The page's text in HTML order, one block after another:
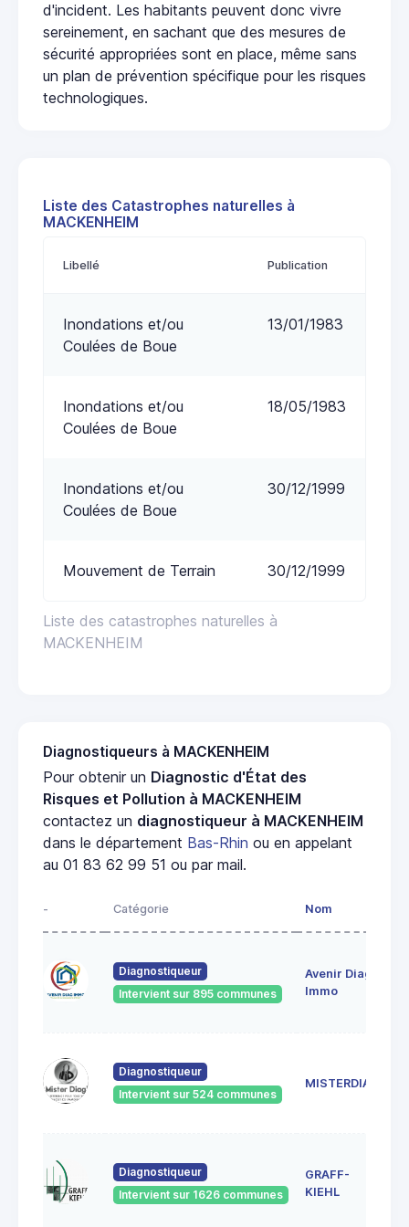
d'incident. Les habitants peuvent donc vivre
sereinement, en sachant que des mesures de
sécurité appropriées sont en place, même sans
un plan de prévention spécifique pour les risques
technologiques.
Liste des Catastrophes naturelles à
MACKENHEIM
Liste des catastrophes naturelles à
MACKENHEIM
Libellé Publication
Inondations et/ou
Coulées de Boue
13/01/1983
Inondations et/ou
Coulées de Boue
18/05/1983
Inondations et/ou
Coulées de Boue
30/12/1999
Mouvement de Terrain 30/12/1999
Diagnostiqueurs à MACKENHEIM
Pour obtenir un Diagnostic d'État des
Risques et Pollution à MACKENHEIM
contactez un diagnostiqueur à MACKENHEIM
dans le département Bas-Rhin ou en appelant
au 01 83 62 99 51 ou par mail.
- Catégorie Nom
Diagnostiqueur
Intervient sur 895 communes
Avenir Diag
Immo
Diagnostiqueur
Intervient sur 524 communes
MISTERDIAG
Diagnostiqueur
Intervient sur 1626 communes
GRAFF-
KIEHL